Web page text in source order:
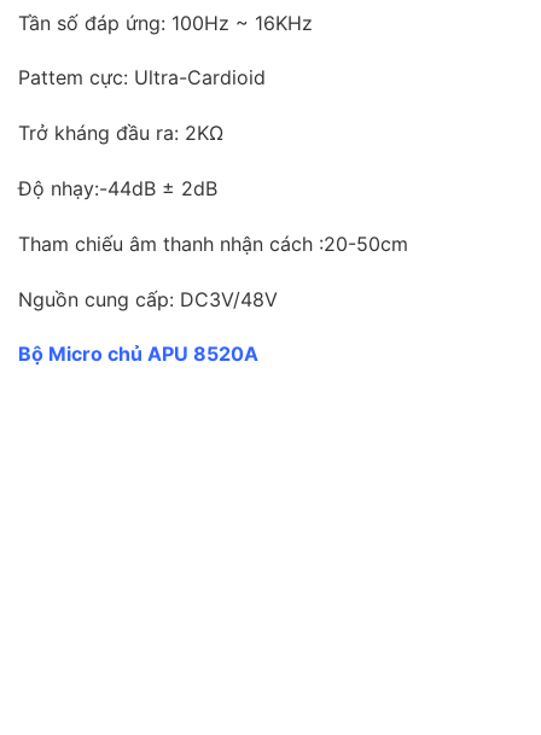
Tần số đáp ứng: 100Hz ~ 16KHz
Pattem cực: Ultra-Cardioid
Trở kháng đầu ra: 2KΩ
Độ nhạy:-44dB ± 2dB
Tham chiếu âm thanh nhận cách :20-50cm
Nguồn cung cấp: DC3V/48V
Bộ Micro chủ APU 8520A